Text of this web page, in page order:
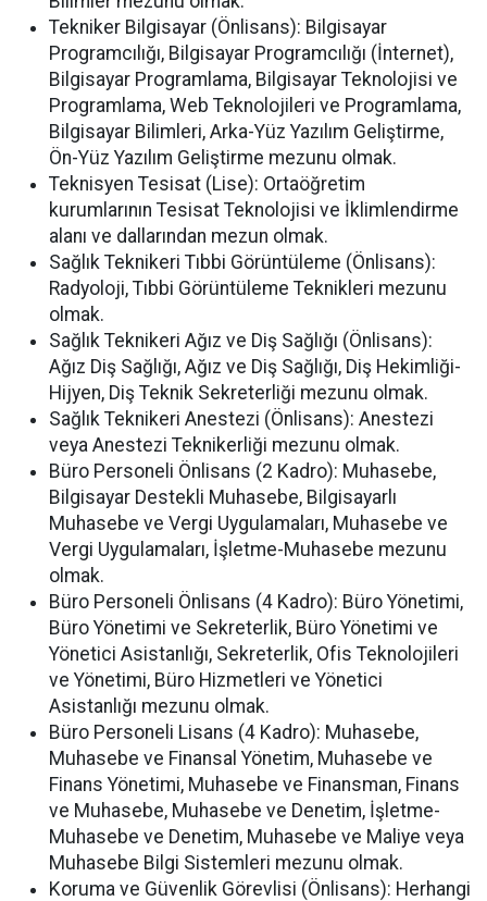
Tekniker Bilgisayar (Önlisans): Bilgisayar
Programcılığı, Bilgisayar Programcılığı (İnternet),
Bilgisayar Programlama, Bilgisayar Teknolojisi ve
Programlama, Web Teknolojileri ve Programlama,
Bilgisayar Bilimleri, Arka-Yüz Yazılım Geliştirme,
Ön-Yüz Yazılım Geliştirme mezunu olmak.
Teknisyen Tesisat (Lise): Ortaöğretim
kurumlarının Tesisat Teknolojisi ve İklimlendirme
alanı ve dallarından mezun olmak.
Sağlık Teknikeri Tıbbi Görüntüleme (Önlisans):
Radyoloji, Tıbbi Görüntüleme Teknikleri mezunu
olmak.
Sağlık Teknikeri Ağız ve Diş Sağlığı (Önlisans):
Ağız Diş Sağlığı, Ağız ve Diş Sağlığı, Diş Hekimliği-
Hijyen, Diş Teknik Sekreterliği mezunu olmak.
Sağlık Teknikeri Anestezi (Önlisans): Anestezi
veya Anestezi Teknikerliği mezunu olmak.
Büro Personeli Önlisans (2 Kadro): Muhasebe,
Bilgisayar Destekli Muhasebe, Bilgisayarlı
Muhasebe ve Vergi Uygulamaları, Muhasebe ve
Vergi Uygulamaları, İşletme-Muhasebe mezunu
olmak.
Büro Personeli Önlisans (4 Kadro): Büro Yönetimi,
Büro Yönetimi ve Sekreterlik, Büro Yönetimi ve
Yönetici Asistanlığı, Sekreterlik, Ofis Teknolojileri
ve Yönetimi, Büro Hizmetleri ve Yönetici
Asistanlığı mezunu olmak.
Büro Personeli Lisans (4 Kadro): Muhasebe,
Muhasebe ve Finansal Yönetim, Muhasebe ve
Finans Yönetimi, Muhasebe ve Finansman, Finans
ve Muhasebe, Muhasebe ve Denetim, İşletme-
Muhasebe ve Denetim, Muhasebe ve Maliye veya
Muhasebe Bilgi Sistemleri mezunu olmak.
Koruma ve Güvenlik Görevlisi (Önlisans): Herhangi